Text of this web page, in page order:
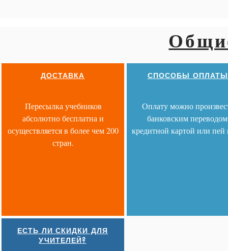
ДОСТАВКА
Пересылка учебников
абсолютно бесплатна и
осуществляется в более чем 200
стран.
СПОСОБЫ ОПЛАТЫ
Оплату можно
банковским
кредитной картой или пей
ЕСТЬ ЛИ СКИДКИ ДЛЯ
УЧИТЕЛЕЙ?